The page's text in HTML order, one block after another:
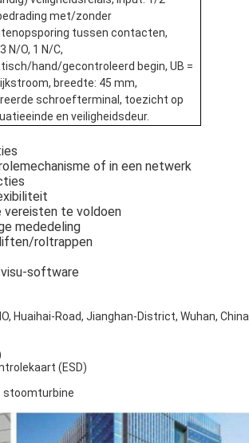
met/zonder
tussen contacten,
N/O, 1 N/C,
hand/gecontroleerd begin, UB =
breedte: 45 mm,
schroefterminal, toezicht op
en veiligheidsdeur.
of in een netwerk
vereisten te voldoen
mededeling
roltrappen
software
Huaihai-Road, Jianghan-District, Wuhan, China.
(ESD)
stoomturbine